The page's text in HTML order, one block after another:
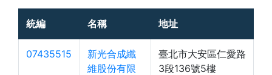
統編 名稱 地址
07435515
新光合成纖
維股份有限
臺北市大安區仁愛路
3段136號5樓